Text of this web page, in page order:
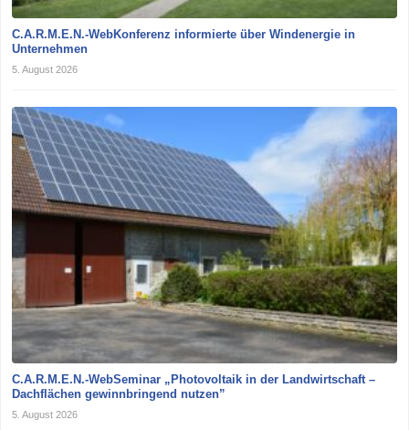
C.A.R.M.E.N.-WebKonferenz informierte über Windenergie in
Unternehmen
5. August 2026
C.A.R.M.E.N.-WebSeminar „Photovoltaik in der Landwirtschaft –
Dachflächen gewinnbringend nutzen”
5. August 2026